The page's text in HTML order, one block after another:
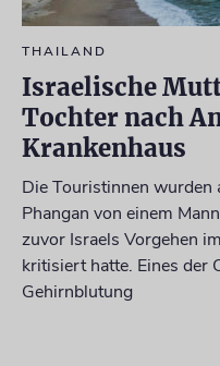
THAILAND
Israelische
Tochter nach
Krankenhaus
Die Touristinnen wurden
Phangan von einem
zuvor Israels Vorgehen
kritisiert hatte. Eines der
Gehirnblutung